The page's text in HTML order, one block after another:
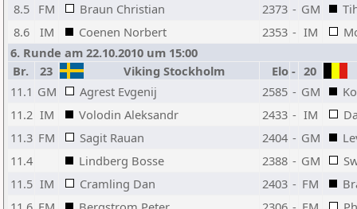
8.5 FM Braun Christian 2373 - GM
8.6
IM Coenen Norbert 2353 - IM
6. Runde am 22.10.2010 um 15:00
Br.
23 Viking Stockholm Elo - 20
11.1 GM Agrest Evgenij 2585 - GM
11.2 IM Volodin Aleksandr 2433 - IM
11.3 FM Sagit Rauan 2404 - GM
11.4
Lindberg Bosse 2388 - GM
11.5 IM Cramling Dan 2403 - FM